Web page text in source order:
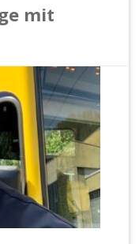
mit